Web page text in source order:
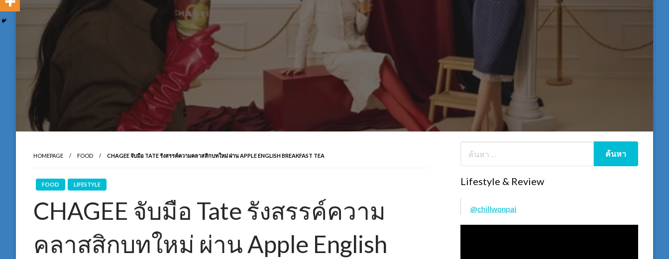
HOMEPAGE FOOD CHAGEE จับมือ TATE รังสรรค์ความคลาสสิกบทใหม่ ผ่าน APPLE ENGLISH BREAKFAST TEA
FOOD LIFESTYLE
CHAGEE จับมือ Tate รังสรรค์ความ
คลาสสิกบทใหม่ ผ่าน Apple English
Lifestyle & Review
@chillwonpai